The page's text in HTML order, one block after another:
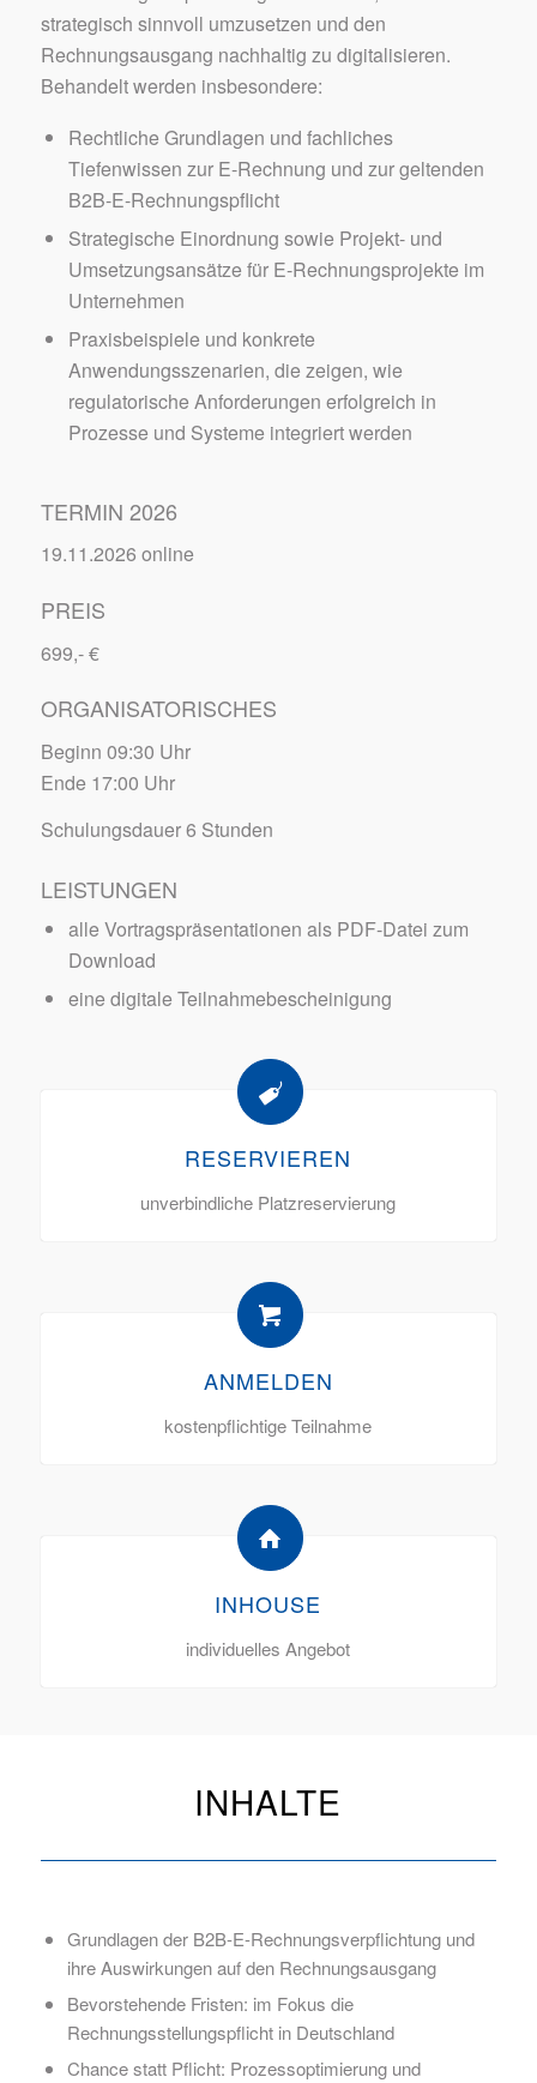
strategisch sinnvoll umzusetzen und den
Rechnungsausgang nachhaltig zu digitalisieren.
Behandelt werden insbesondere:
Rechtliche Grundlagen und fachliches
Tiefenwissen zur E-Rechnung und zur geltenden
B2B-E-Rechnungspflicht
Strategische Einordnung sowie Projekt- und
Umsetzungsansätze für E-Rechnungsprojekte im
Unternehmen
Praxisbeispiele und konkrete
Anwendungsszenarien, die zeigen, wie
regulatorische Anforderungen erfolgreich in
Prozesse und Systeme integriert werden
TERMIN 2026
19.11.2026 online
PREIS
699,- €
ORGANISATORISCHES
Beginn 09:30 Uhr
Ende 17:00 Uhr
Schulungsdauer 6 Stunden
LEISTUNGEN
alle Vortragspräsentationen als PDF-Datei zum
Download
eine digitale Teilnahmebescheinigung
RESERVIEREN
unverbindliche Platzreservierung
ANMELDEN
kostenpflichtige Teilnahme
INHOUSE
individuelles Angebot
INHALTE
Grundlagen der B2B-E-Rechnungsverpflichtung und
ihre Auswirkungen auf den Rechnungsausgang
Bevorstehende Fristen: im Fokus die
Rechnungsstellungspflicht in Deutschland
Chance statt Pflicht: Prozessoptimierung und